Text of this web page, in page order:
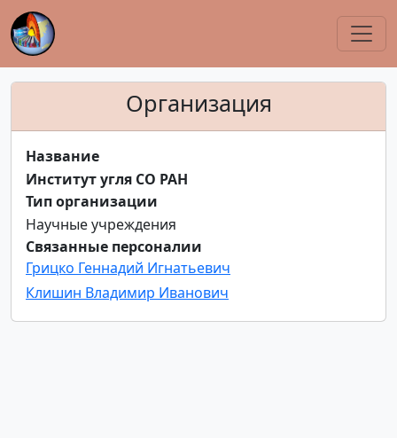
Организация
Название
Институт угля СО РАН
Тип организации
Научные учреждения
Связанные персоналии
Грицко Геннадий Игнатьевич
Клишин Владимир Иванович